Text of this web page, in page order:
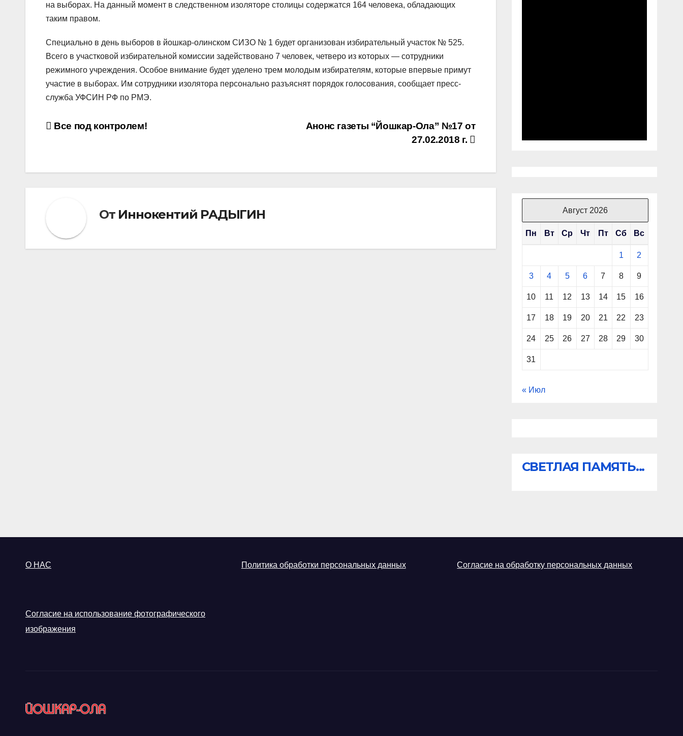
на выборах. На данный момент в следственном изоляторе столицы содержатся 164 человека, обладающих
таким правом.
Специально в день выборов в йошкар-олинском СИЗО № 1 будет организован избирательный участок № 525.
Всего в участковой избирательной комиссии задействовано 7 человек, четверо из которых — сотрудники
режимного учреждения. Особое внимание будет уделено трем молодым избирателям, которые впервые примут
участие в выборах. Им сотрудники изолятора персонально разъяснят порядок голосования, сообщает пресс-
служба УФСИН РФ по РМЭ.
Навигация
записям
Анонс газеты “Йошкар-Ола” №17 от
27.02.2018 г.
Все под контролем!
От Иннокентий РАДЫГИН Август 2026
Пн Вт Ср Чт Пт Сб Вс
1 2
3 4 5 6 7 8 9
10 11 12 13 14 15 16
17 18 19 20 21 22 23
24 25 26 27 28 29 30
31
« Июл
СВЕТЛАЯ ПАМЯТЬ...
О НАС Политика обработки персональных данных Согласие на обработку персональных данных
Согласие на использование фотографического
изображения